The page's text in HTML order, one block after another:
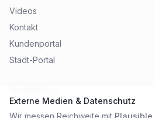
Videos
Kontakt
Kundenportal
Stadt-Portal
Externe Medien & Datenschutz
Wir messen Reichweite mit Plausible